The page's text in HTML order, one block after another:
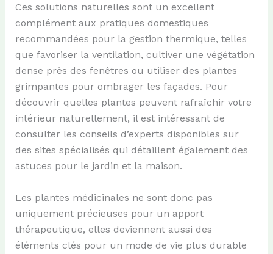
Ces solutions naturelles sont un excellent
complément aux pratiques domestiques
recommandées pour la gestion thermique, telles
que favoriser la ventilation, cultiver une végétation
dense près des fenêtres ou utiliser des plantes
grimpantes pour ombrager les façades. Pour
découvrir quelles plantes peuvent rafraîchir votre
intérieur naturellement, il est intéressant de
consulter les conseils d’experts disponibles sur
des sites spécialisés qui détaillent également des
astuces pour le jardin et la maison.
Les plantes médicinales ne sont donc pas
uniquement précieuses pour un apport
thérapeutique, elles deviennent aussi des
éléments clés pour un mode de vie plus durable